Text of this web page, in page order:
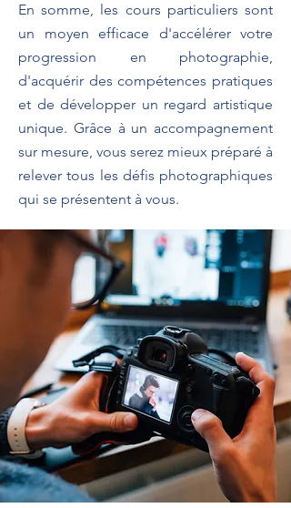
En somme, les cours particuliers sont
un moyen efficace d'accélérer votre
progression en photographie,
d'acquérir des compétences pratiques
et de développer un regard artistique
unique. Grâce à un accompagnement
sur mesure, vous serez mieux préparé à
relever tous les défis photographiques
qui se présentent à vous.